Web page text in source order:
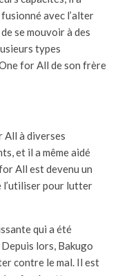
avec l’alter
se mouvoir à des
types
for All de son frère
All à diverses
et il a même aidé
All est devenu un
l’utiliser pour lutter
qui a été
lors, Bakugo
contre le mal. Il est